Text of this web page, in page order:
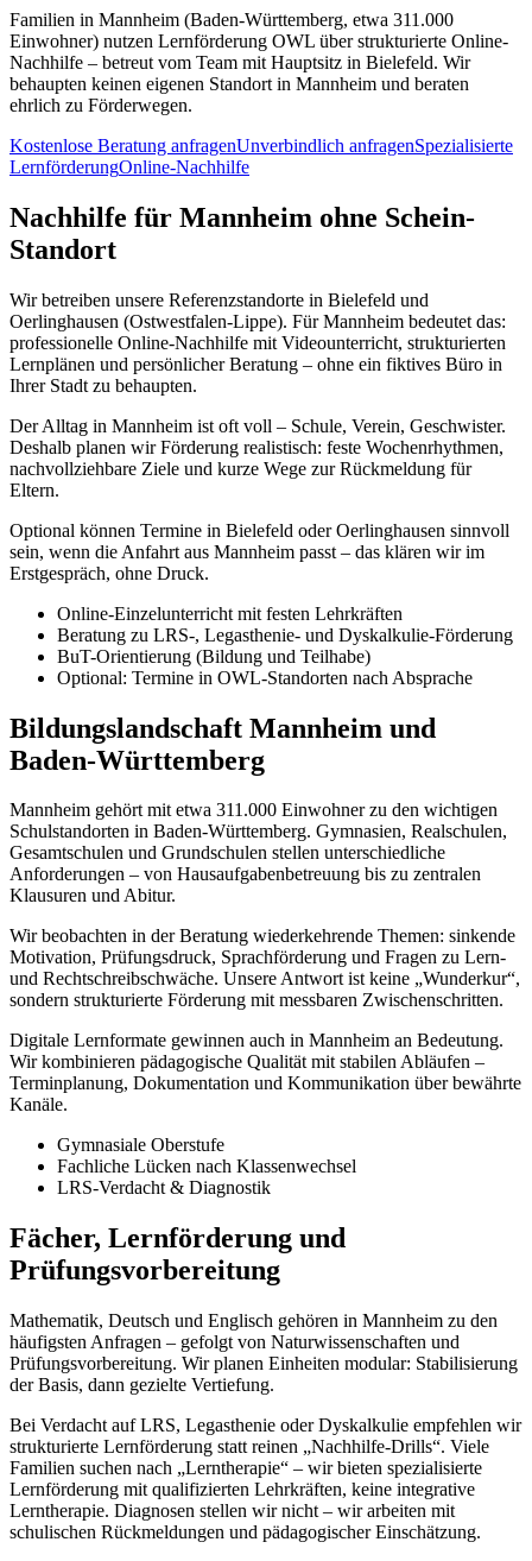
Familien in Mannheim (Baden-Württemberg, etwa 311.000
Einwohner) nutzen Lernförderung OWL über strukturierte Online-
Nachhilfe – betreut vom Team mit Hauptsitz in Bielefeld. Wir
behaupten keinen eigenen Standort in Mannheim und beraten
ehrlich zu Förderwegen.
Kostenlose Beratung anfragenUnverbindlich anfragenSpezialisierte
LernförderungOnline-Nachhilfe
Nachhilfe für Mannheim ohne Schein-
Standort
Wir betreiben unsere Referenzstandorte in Bielefeld und
Oerlinghausen (Ostwestfalen-Lippe). Für Mannheim bedeutet das:
professionelle Online-Nachhilfe mit Videounterricht, strukturierten
Lernplänen und persönlicher Beratung – ohne ein fiktives Büro in
Ihrer Stadt zu behaupten.
Der Alltag in Mannheim ist oft voll – Schule, Verein, Geschwister.
Deshalb planen wir Förderung realistisch: feste Wochenrhythmen,
nachvollziehbare Ziele und kurze Wege zur Rückmeldung für
Eltern.
Optional können Termine in Bielefeld oder Oerlinghausen sinnvoll
sein, wenn die Anfahrt aus Mannheim passt – das klären wir im
Erstgespräch, ohne Druck.
Online-Einzelunterricht mit festen Lehrkräften
Beratung zu LRS-, Legasthenie- und Dyskalkulie-Förderung
BuT-Orientierung (Bildung und Teilhabe)
Optional: Termine in OWL-Standorten nach Absprache
Bildungslandschaft Mannheim und
Baden-Württemberg
Mannheim gehört mit etwa 311.000 Einwohner zu den wichtigen
Schulstandorten in Baden-Württemberg. Gymnasien, Realschulen,
Gesamtschulen und Grundschulen stellen unterschiedliche
Anforderungen – von Hausaufgabenbetreuung bis zu zentralen
Klausuren und Abitur.
Wir beobachten in der Beratung wiederkehrende Themen: sinkende
Motivation, Prüfungsdruck, Sprachförderung und Fragen zu Lern-
und Rechtschreibschwäche. Unsere Antwort ist keine „Wunderkur“,
sondern strukturierte Förderung mit messbaren Zwischenschritten.
Digitale Lernformate gewinnen auch in Mannheim an Bedeutung.
Wir kombinieren pädagogische Qualität mit stabilen Abläufen –
Terminplanung, Dokumentation und Kommunikation über bewährte
Kanäle.
Gymnasiale Oberstufe
Fachliche Lücken nach Klassenwechsel
LRS-Verdacht & Diagnostik
Fächer, Lernförderung und
Prüfungsvorbereitung
Mathematik, Deutsch und Englisch gehören in Mannheim zu den
häufigsten Anfragen – gefolgt von Naturwissenschaften und
Prüfungsvorbereitung. Wir planen Einheiten modular: Stabilisierung
der Basis, dann gezielte Vertiefung.
Bei Verdacht auf LRS, Legasthenie oder Dyskalkulie empfehlen wir
strukturierte Lernförderung statt reinen „Nachhilfe-Drills“. Viele
Familien suchen nach „Lerntherapie“ – wir bieten spezialisierte
Lernförderung mit qualifizierten Lehrkräften, keine integrative
Lerntherapie. Diagnosen stellen wir nicht – wir arbeiten mit
schulischen Rückmeldungen und pädagogischer Einschätzung.